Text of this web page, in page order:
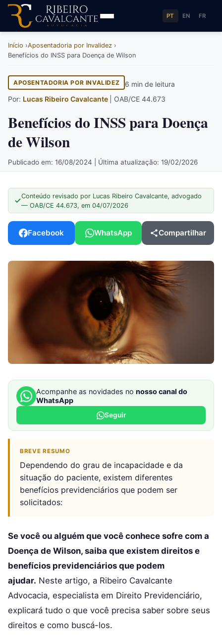
PT EN FR
Início
Aposentadoria por Invalidez
Benefícios do INSS para Doença de Wilson
APOSENTADORIA POR INVALIDEZ
6 min de leitura
Por: Lucas Ribeiro Cavalcante | OAB/CE 44.673
Benefícios do INSS para Doença
de Wilson
Publicado em: 16/08/2024 | Última atualização: 19/02/2026
Conteúdo revisado por Lucas Ribeiro Cavalcante, advogado
— OAB/CE 44.673, em 04/07/2026
Facebook WhatsApp Compartilhar
Acompanhe as novidades no nosso canal do
WhatsApp
Seguir
BREVE RESUMO
Dependendo do grau de incapacidade e da
situação do paciente, existem diferentes
benefícios previdenciários que podem ser
solicitados:
Se você ou alguém que você conhece sofre com a
Doença de Wilson, saiba que existem direitos e
benefícios previdenciários que podem
ajudar. Neste artigo, a Ribeiro Cavalcante
Advocacia, especialista em Direito Previdenciário,
explicará tudo o que você precisa saber sobre seus
direitos e como buscá-los.